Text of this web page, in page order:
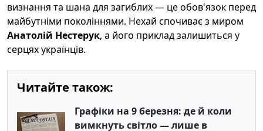
визнання та шана для загиблих — це обов'язок перед
майбутніми поколіннями. Нехай спочиває з миром
Анатолій Нестерук, а його приклад залишиться у
серцях українців.
Читайте також:
Графіки на 9 березня: де й коли
вимкнуть світло — лише в